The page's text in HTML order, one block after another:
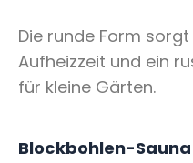
Die runde Form
Aufheizzeit und ein
für kleine Gärten.
Blockbohlen-Sauna